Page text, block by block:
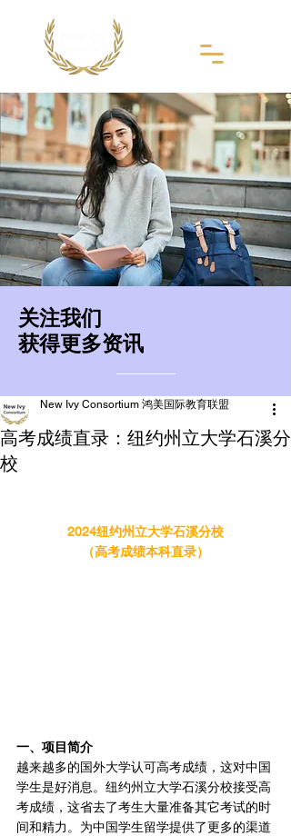
​关注我们
获得更多资讯
高考成绩直录：纽约州立大学石溪分
校
New Ivy Consortium 鸿美国际教育联盟
2024纽约州立大学石溪分校
（高考成绩本科直录）
一、项目简介
越来越多的国外大学认可高考成绩，这对中国
学生是好消息。纽约州立大学石溪分校接受高
考成绩，这省去了考生大量准备其它考试的时
间和精力。为中国学生留学提供了更多的渠道